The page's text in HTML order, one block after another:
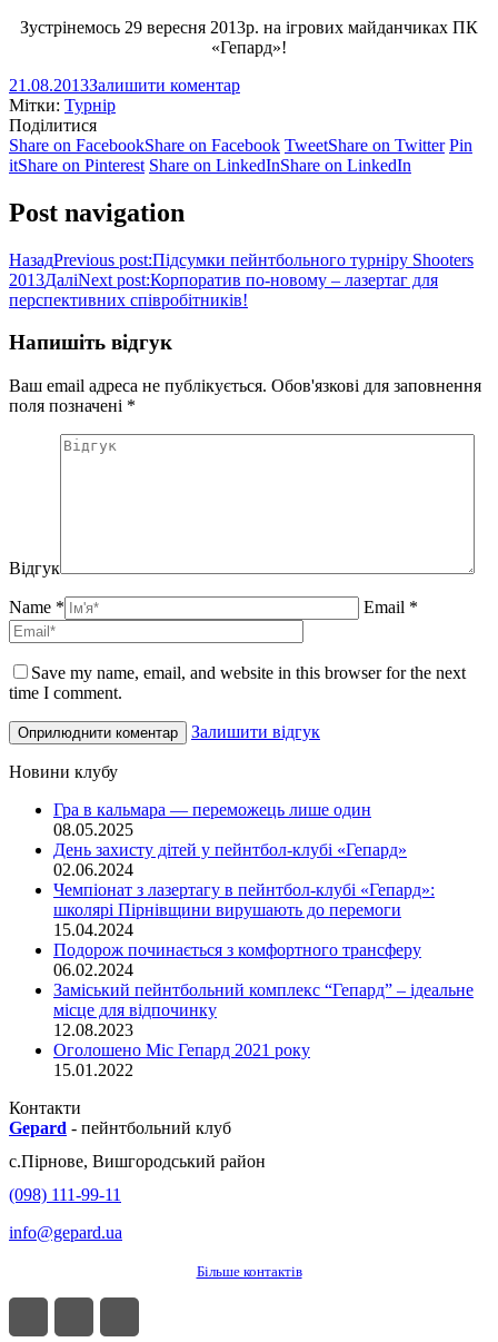
Зустрінемось 29 вересня 2013р. на ігрових майданчиках ПК
«Гепард»!
21.08.2013Залишити коментар
Мітки: Турнір
Поділитися
Share on FacebookShare on Facebook TweetShare on Twitter Pin
itShare on Pinterest Share on LinkedInShare on LinkedIn
Post navigation
НазадPrevious post:Підсумки пейнтбольного турніру Shooters
2013ДаліNext post:Корпоратив по-новому – лазертаг для
перспективних співробітників!
Напишіть відгук
Ваш email адреса не публікується. Обов'язкові для заповнення
поля позначені *
Відгук
Name * Email *
Save my name, email, and website in this browser for the next
time I comment.
Залишити відгук
Новини клубу
Гра в кальмара — переможець лише один
08.05.2025
День захисту дітей у пейнтбол-клубі «Гепард»
02.06.2024
Чемпіонат з лазертагу в пейнтбол-клубі «Гепард»:
школярі Пірнівщини вирушають до перемоги
15.04.2024
Подорож починається з комфортного трансферу
06.02.2024
Заміський пейнтбольний комплекс “Гепард” – ідеальне
місце для відпочинку
12.08.2023
Оголошено Міс Гепард 2021 року
15.01.2022
Контакти
Gepard - пейнтбольний клуб
с.Пірнове, Вишгородський район
(098) 111-99-11
info@gepard.ua
Більше контактів